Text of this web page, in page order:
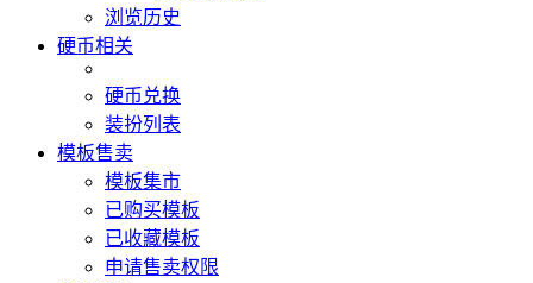
浏览历史
硬币相关
硬币兑换
装扮列表
模板售卖
模板集市
已购买模板
已收藏模板
申请售卖权限